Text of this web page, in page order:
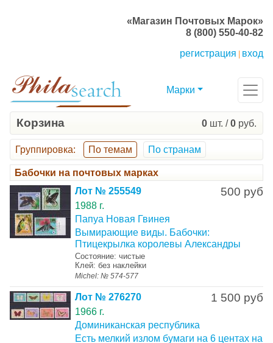
«Магазин Почтовых Марок»
8 (800) 550-40-82
регистрация
вход
Марки
Корзина 0 шт. /0 руб.
Группировка: По темам По странам
Бабочки на почтовых марках
500 руб
Лот № 255549
1988 г.
Папуа Новая Гвинея
Вымирающие виды. Бабочки:
Птицекрылка королевы Александры
Состояние: чистые
Клей: без наклейки
Michel: № 574-577
1 500 руб
Лот № 276270
1966 г.
Доминиканская республика
Есть мелкий излом бумаги на 6 центах на